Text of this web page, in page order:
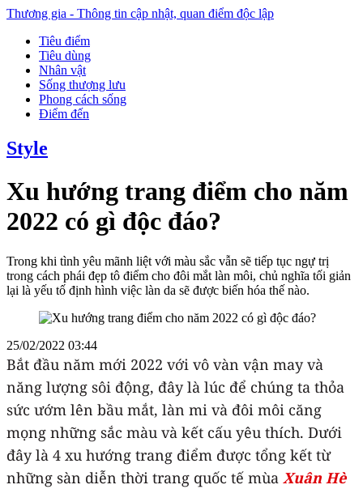
Thương gia - Thông tin cập nhật, quan điểm độc lập
Tiêu điểm
Tiêu dùng
Nhân vật
Sống thượng lưu
Phong cách sống
Điểm đến
Style
Xu hướng trang điểm cho năm
2022 có gì độc đáo?
Trong khi tình yêu mãnh liệt với màu sắc vẫn sẽ tiếp tục ngự trị
trong cách phái đẹp tô điểm cho đôi mắt làn môi, chủ nghĩa tối giản
lại là yếu tố định hình việc làn da sẽ được biến hóa thế nào.
25/02/2022 03:44
Bắt đầu năm mới 2022 với vô vàn vận may và
năng lượng sôi động, đây là lúc để chúng ta thỏa
sức ướm lên bầu mắt, làn mi và đôi môi căng
mọng những sắc màu và kết cấu yêu thích. Dưới
đây là 4 xu hướng trang điểm được tổng kết từ
những sàn diễn thời trang quốc tế mùa Xuân Hè